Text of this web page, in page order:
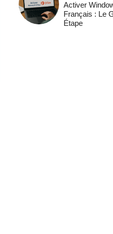
Activer
Français : Le
Étape